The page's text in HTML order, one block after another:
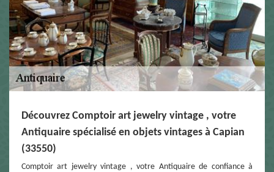
Découvrez Comptoir art jewelry vintage , votre
Antiquaire spécialisé en objets vintages à Capian
(33550)
Comptoir art jewelry vintage , votre Antiquaire de confiance à